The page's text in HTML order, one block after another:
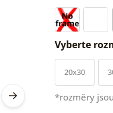
Vyberte
20x30
*rozměry